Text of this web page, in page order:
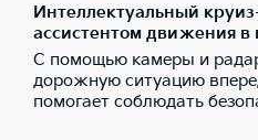
Интеллектуальный
ассистентом движения в
С помощью камеры и
дорожную ситуацию
помогает соблюдать